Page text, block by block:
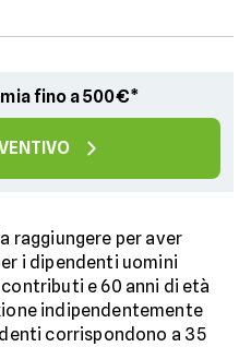
fino a 500€*
raggiungere per aver
i dipendenti uomini
e 60 anni di età
indipendentemente
corrispondono a 35